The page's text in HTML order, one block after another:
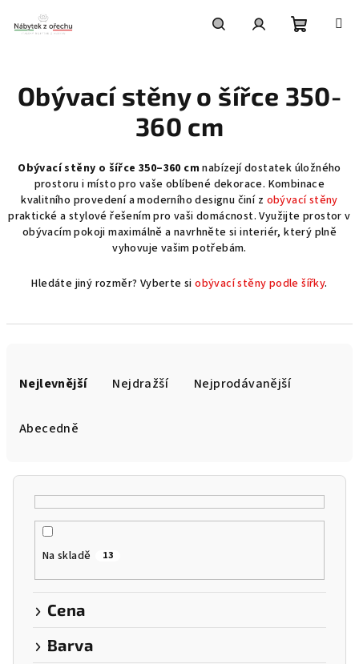
obsah
košík
Obývací stěny o šířce 350-
360 cm
Obývací stěny o šířce 350–360 cm nabízejí dostatek úložného
prostoru i místo pro vaše oblíbené dekorace. Kombinace
kvalitního provedení a moderního designu činí z obývací stěny
praktické a stylové řešením pro vaši domácnost. Využijte prostor v
obývacím pokoji maximálně a navrhněte si interiér, který plně
vyhovuje vašim potřebám.
Hledáte jiný rozměr? Vyberte siobývací stěny podle šířky.
Nejlevnější Nejdražší Nejprodávanější
Abecedně
Na skladě 13
Cena
Barva